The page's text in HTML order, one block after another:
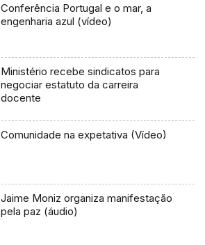
Conferência Portugal e o mar, a
engenharia azul (vídeo)
Ministério recebe sindicatos para
negociar estatuto da carreira
docente
Comunidade na expetativa (Vídeo)
Jaime Moniz organiza manifestação
pela paz (áudio)